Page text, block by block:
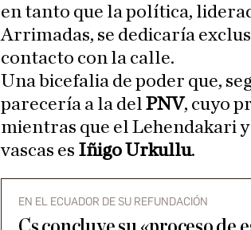
en tanto que la política,
Arrimadas, se dedicaría
contacto con la calle.
Una bicefalia de poder que,
parecería a la del PNV, cuyo
mientras que el Lehendakari
vascas es Iñigo Urkullu.
EN EL ECUADOR DE SU REFUNDACIÓN